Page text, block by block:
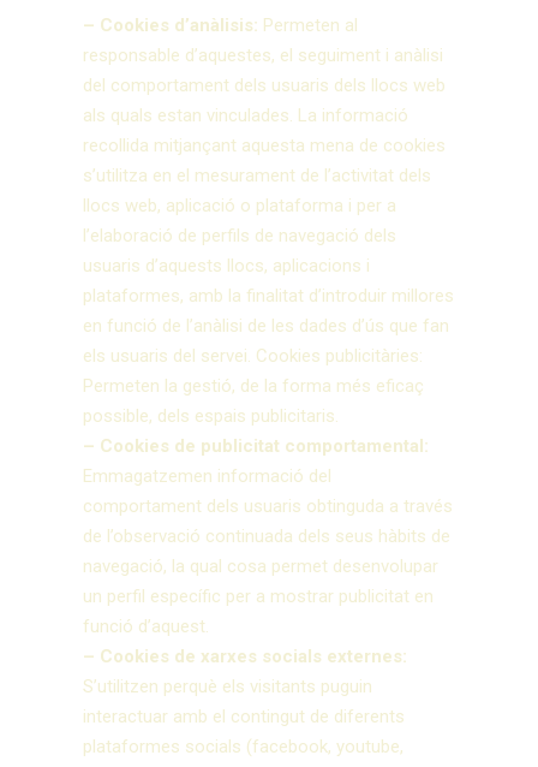
– Cookies d’anàlisis: Permeten al
responsable d’aquestes, el seguiment i anàlisi
del comportament dels usuaris dels llocs web
als quals estan vinculades. La informació
recollida mitjançant aquesta mena de cookies
s’utilitza en el mesurament de l’activitat dels
llocs web, aplicació o plataforma i per a
l’elaboració de perfils de navegació dels
usuaris d’aquests llocs, aplicacions i
plataformes, amb la finalitat d’introduir millores
en funció de l’anàlisi de les dades d’ús que fan
els usuaris del servei. Cookies publicitàries:
Permeten la gestió, de la forma més eficaç
possible, dels espais publicitaris.
– Cookies de publicitat comportamental:
Emmagatzemen informació del
comportament dels usuaris obtinguda a través
de l’observació continuada dels seus hàbits de
navegació, la qual cosa permet desenvolupar
un perfil específic per a mostrar publicitat en
funció d’aquest.
– Cookies de xarxes socials externes:
S’utilitzen perquè els visitants puguin
interactuar amb el contingut de diferents
plataformes socials (facebook, youtube,